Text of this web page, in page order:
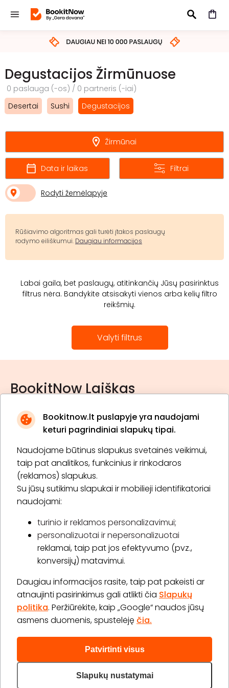
Bookitnow.lt puslapyje yra naudojami
keturi pagrindiniai slapukų tipai.
Naudojame būtinus slapukus svetainės veikimui,
taip pat analitikos, funkcinius ir rinkodaros
(reklamos) slapukus.
Su jūsų sutikimu slapukai ir mobilieji identifikatoriai
naudojami:
turinio ir reklamos personalizavimui;
personalizuotai ir nepersonalizuotai
reklamai, taip pat jos efektyvumo (pvz.,
konversijų) matavimui.
Daugiau informacijos rasite, taip pat pakeisti ar
atnaujinti pasirinkimus gali atlikti čia Slapukų
politika. Peržiūrėkite, kaip „Google“ naudos jūsų
asmens duomenis, spustelėję čia.
Patvirtinti visus
Slapukų nustatymai
IEŠKOTI
Degustacijos Žirmūnuose
0 paslauga (-os) / 0 partneris (-iai)
Desertai
Sushi Degustacijos
Žirmūnai
Data ir laikas Filtrai
Rodyti žemėlapyje
Rūšiavimo algoritmas gali turėti įtakos paslaugų
rodymo eiliškumui. Daugiau informacijos
Labai gaila, bet paslaugų, atitinkančių Jūsų pasirinktus
filtrus nėra. Bandykite atsisakyti vienos arba kelių filtro
reikšmių.
Valyti filtrus
BookitNow Laiškas
* Susipažinau su privatumo politika
Prenumeruoti
Apie „BookitNow“
Informacija
„GERA DOVANA“ GRUPĖ
2026 © Visos teisės saugomos info@bookitnow.lt, +370
645 03 111